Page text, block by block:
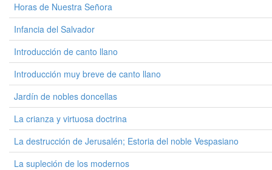
Horas de Nuestra Señora
Infancia del Salvador
Introducción de canto llano
Introducción muy breve de canto llano
Jardín de nobles doncellas
La crianza y virtuosa doctrina
La destrucción de Jerusalén; Estoria del noble Vespasiano
La supleción de los modernos